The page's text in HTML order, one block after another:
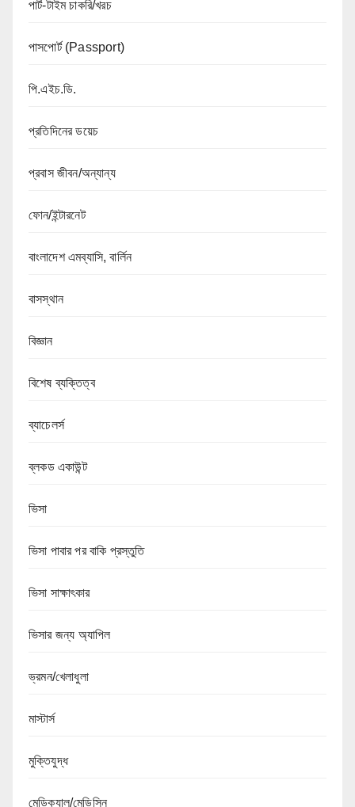
পার্ট-টাইম চাকরি/খরচ
পাসপোর্ট (Passport)
পি.এইচ.ডি.
প্রতিদিনের ডয়েচ
প্রবাস জীবন/অন্যান্য
ফোন/ইন্টারনেট
বাংলাদেশ এমব্যাসি, বার্লিন
বাসস্থান
বিজ্ঞান
বিশেষ ব্যক্তিত্ব
ব্যাচেলর্স
ব্লকড একাউন্ট
ভিসা
ভিসা পাবার পর বাকি প্রস্তুতি
ভিসা সাক্ষাৎকার
ভিসার জন্য অ্যাপিল
ভ্রমন/খেলাধুলা
মাস্টার্স
মুক্তিযুদ্ধ
মেডিক্যাল/মেডিসিন